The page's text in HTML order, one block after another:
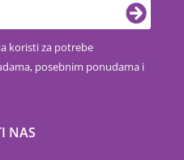
koristi za potrebe
posebnim ponudama i
NAS